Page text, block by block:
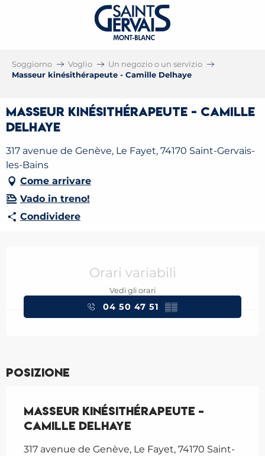
Soggiorno Voglio
Un negozio o un servizio
Masseur kinésithérapeute - Camille Delhaye
Masseur kinésithérapeute - Camille
Delhaye
317 avenue de Genève, Le Fayet, 74170 Saint-Gervais-
les-Bains
Come arrivare
Vado in treno!
Condividere
Orari variabili
Vedi gli orari
04 50 47 51 ▒▒
Posizione
Masseur kinésithérapeute -
Camille Delhaye
317 avenue de Genève, Le Fayet, 74170 Saint-